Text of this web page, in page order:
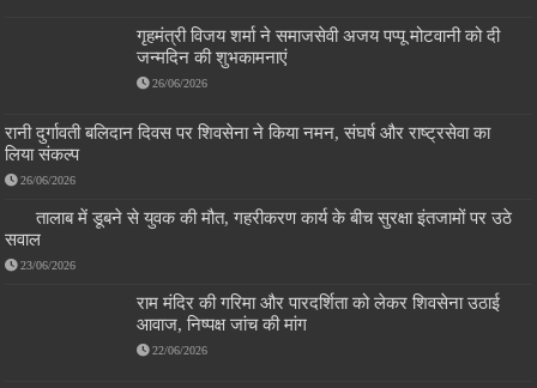
गृहमंत्री विजय शर्मा ने समाजसेवी अजय पप्पू मोटवानी को दी
जन्मदिन की शुभकामनाएं
26/06/2026
रानी दुर्गावती बलिदान दिवस पर शिवसेना ने किया नमन, संघर्ष और राष्ट्रसेवा का
लिया संकल्प
26/06/2026
तालाब में डूबने से युवक की मौत, गहरीकरण कार्य के बीच सुरक्षा इंतजामों पर उठे
सवाल
23/06/2026
राम मंदिर की गरिमा और पारदर्शिता को लेकर शिवसेना उठाई
आवाज, निष्पक्ष जांच की मांग
22/06/2026